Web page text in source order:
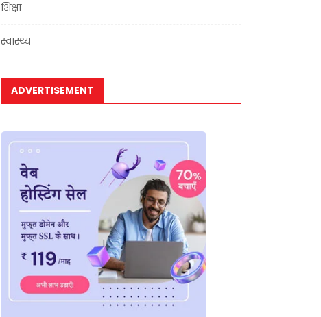
शिक्षा
स्वास्थ्य
ADVERTISEMENT